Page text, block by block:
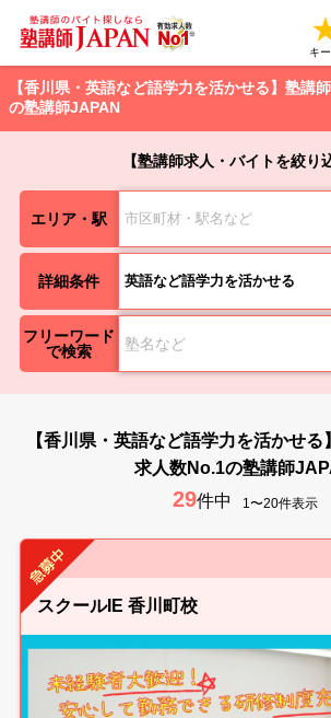
キ
【香川県・英語など語学力を活かせる】塾講
の塾講師JAPAN
【塾講師求人・バイトを絞り
エリア・駅 市区町材・駅名など
詳細条件 英語など語学力を活かせる
フリーワード
で検索
【香川県・英語など語学力を活かせる
求人数No.1の塾講師
29件中 1〜20件表示
スクールIE 香川町校